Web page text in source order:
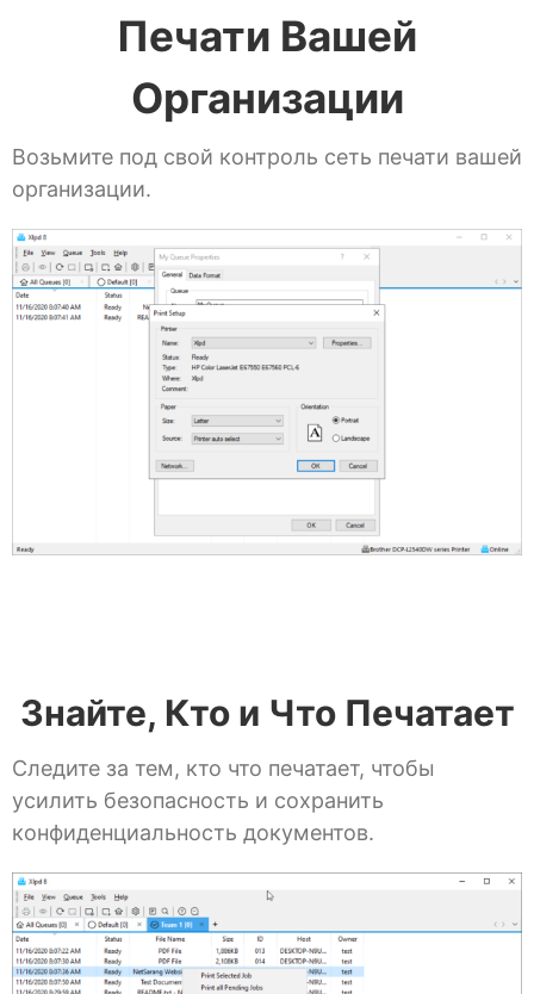
Печати Вашей
Организации
Возьмите под свой контроль сеть печати вашей
организации.
Знайте, Кто и Что Печатает
Следите за тем, кто что печатает, чтобы
усилить безопасность и сохранить
конфиденциальность документов.